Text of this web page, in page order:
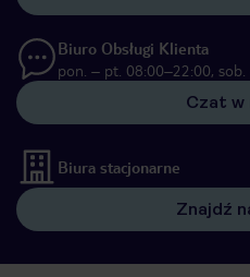
Biuro Obsługi Klienta
pon. – pt. 08:00–22:00,
Czat w
Biura stacjonarne
Znajdź